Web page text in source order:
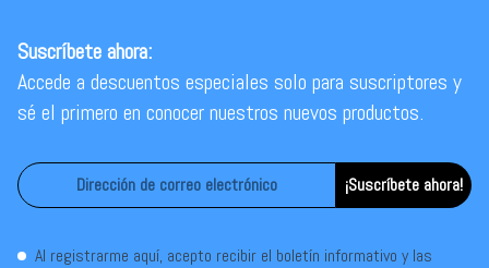
Suscríbete ahora:
Accede a descuentos especiales solo para suscriptores y
sé el primero en conocer nuestros nuevos productos.
¡Suscríbete ahora!
Al registrarme aquí, acepto recibir el boletín informativo y las